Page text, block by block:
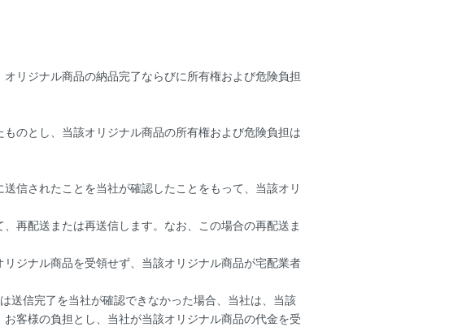
リジナル商品の納品完了ならびに所有権および危険負担
のとし、当該オリジナル商品の所有権および危険負担は
信されたことを当社が確認したことをもって、当該オリ
再配送または再送信します。なお、この場合の再配送ま
ジナル商品を受領せず、当該オリジナル商品が宅配業者
送信完了を当社が確認できなかった場合、当社は、当該
客様の負担とし、当社が当該オリジナル商品の代金を受